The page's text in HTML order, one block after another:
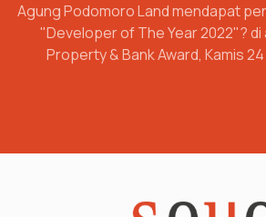
Agung Podomoro Land mendapat
"Developer of The Year 2022"? di
Property & Bank Award, Kamis